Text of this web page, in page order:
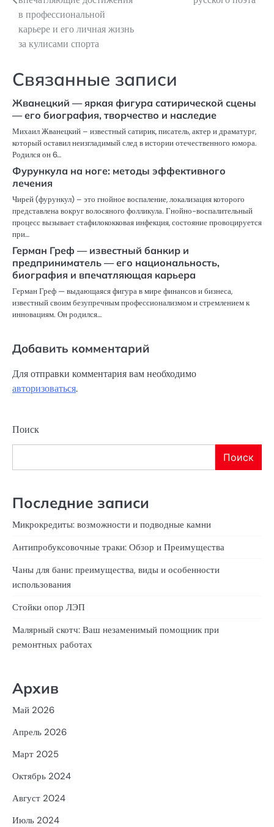
в профессиональной
карьере и его личная жизнь
за кулисами спорта
Связанные записи
Жванецкий — яркая фигура сатирической сцены
— его биография, творчество и наследие
Михаил Жванецкий – известный сатирик, писатель, актер и драматург,
который оставил неизгладимый след в истории отечественного юмора.
Родился он 6…
Фурункула на ноге: методы эффективного
лечения
Чирей (фурункул) – это гнойное воспаление, локализация которого
представлена вокруг волосяного фолликула. Гнойно-воспалительный
процесс вызывает стафилококковая инфекция, состояние провоцируется
при…
Герман Греф — известный банкир и
предприниматель — его национальность,
биография и впечатляющая карьера
Герман Греф — выдающаяся фигура в мире финансов и бизнеса,
известный своим безупречным профессионализмом и стремлением к
инновациям. Он родился…
Добавить комментарий
Для отправки комментария вам необходимо
авторизоваться.
Поиск
Поиск
Последние записи
Микрокредиты: возможности и подводные камни
Антипробуксовочные траки: Обзор и Преимущества
Чаны для бани: преимущества, виды и особенности
использования
Стойки опор ЛЭП
Малярный скотч: Ваш незаменимый помощник при
ремонтных работах
Архив
Май 2026
Апрель 2026
Март 2025
Октябрь 2024
Август 2024
Июль 2024